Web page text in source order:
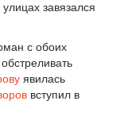
завязался
с обоих
явилась
вступил в